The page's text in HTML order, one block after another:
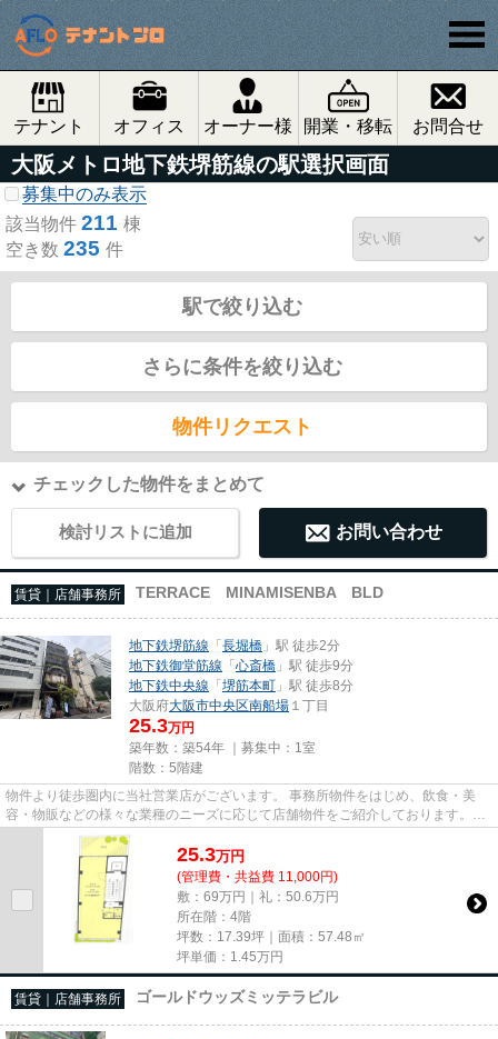
テナント オフィス オーナー様 開業・移転 お問合せ
大阪メトロ地下鉄堺筋線の駅選択画面
募集中のみ表示
該当物件 211 棟
空き数 235 件
駅で絞り込む
さらに条件を絞り込む
物件リクエスト
チェックした物件をまとめて
検討リストに追加 お問い合わせ
賃貸｜店舗事務所 TERRACE MINAMISENBA BLD
地下鉄堺筋線 「長堀橋 」駅 徒歩2分
地下鉄御堂筋線 「心斎橋 」駅 徒歩9分
地下鉄中央線 「堺筋本町 」駅 徒歩8分
大阪府大阪市中央区南船場 １丁目
25.3万円
築年数：築54年 ｜募集中： 1室
階数：5階建
物件より徒歩圏内に当社営業店がございます。 事務所物件をはじめ、飲食・美
容・物販などの様々な業種のニーズに応じて店舗物件をご紹介しております。
尚、弊社ではおとり広告は一切...
25.3万円
(管理費・共益費 11,000円)
敷：69万円｜礼：50.6万円
所在階：4階
坪数：17.39坪｜面積：57.48㎡
坪単価： 1.45万円
賃貸｜店舗事務所 ゴールドウッズミッテラビル